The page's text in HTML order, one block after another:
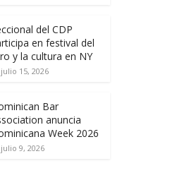
del CDP
en festival del
y la cultura en NY
julio 15, 2026
Bar
anuncia
Week 2026
julio 9, 2026